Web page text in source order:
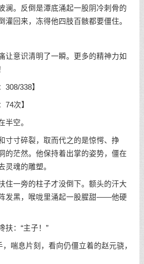
澜。反倒是潭底涌起一股阴冷刺骨的
灌回来，冻得他四肢百骸都要僵住。
意识清明了一瞬。更多的精神力如
338】
次】
空。
寸碎裂，取而代之的是惊愕、挣
的茫然。他保持着出掌的姿势，僵在
灵魂的雕塑。
一旁的柱子才没倒下。额头的汗大
发黑，喉咙里涌起一股腥甜——他硬
：“主子！”
喘息片刻，看向仍僵立着的赵元骁，